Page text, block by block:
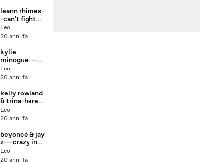
leann rhimes-
-can't fight
the moonlight
Leo
20 anni fa
kylie
minogue---on
a night like
this
Leo
20 anni fa
kelly rowland
& trina-here
we go again
Leo
20 anni fa
beyoncè & jay
z---crazy in
love74
Leo
20 anni fa